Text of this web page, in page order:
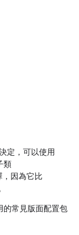
定，可以使用
類
因為它比
的常見版面配置包